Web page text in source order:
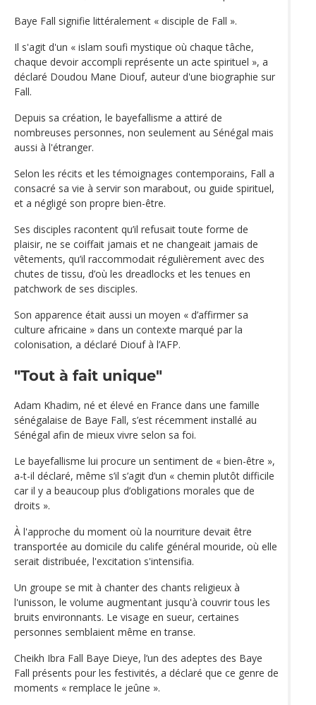
Baye Fall signifie littéralement « disciple de Fall ».
Il s'agit d'un « islam soufi mystique où chaque tâche,
chaque devoir accompli représente un acte spirituel », a
déclaré Doudou Mane Diouf, auteur d'une biographie sur
Fall.
Depuis sa création, le bayefallisme a attiré de
nombreuses personnes, non seulement au Sénégal mais
aussi à l'étranger.
Selon les récits et les témoignages contemporains, Fall a
consacré sa vie à servir son marabout, ou guide spirituel,
et a négligé son propre bien-être.
Ses disciples racontent qu’il refusait toute forme de
plaisir, ne se coiffait jamais et ne changeait jamais de
vêtements, qu’il raccommodait régulièrement avec des
chutes de tissu, d’où les dreadlocks et les tenues en
patchwork de ses disciples.
Son apparence était aussi un moyen « d’affirmer sa
culture africaine » dans un contexte marqué par la
colonisation, a déclaré Diouf à l’AFP.
"Tout à fait unique"
Adam Khadim, né et élevé en France dans une famille
sénégalaise de Baye Fall, s’est récemment installé au
Sénégal afin de mieux vivre selon sa foi.
Le bayefallisme lui procure un sentiment de « bien-être »,
a-t-il déclaré, même s’il s’agit d’un « chemin plutôt difficile
car il y a beaucoup plus d’obligations morales que de
droits ».
À l'approche du moment où la nourriture devait être
transportée au domicile du calife général mouride, où elle
serait distribuée, l'excitation s'intensifia.
Un groupe se mit à chanter des chants religieux à
l'unisson, le volume augmentant jusqu'à couvrir tous les
bruits environnants. Le visage en sueur, certaines
personnes semblaient même en transe.
Cheikh Ibra Fall Baye Dieye, l’un des adeptes des Baye
Fall présents pour les festivités, a déclaré que ce genre de
moments « remplace le jeûne ».